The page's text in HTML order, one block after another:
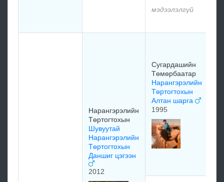
мэдээлэлгүй
Нарангэрэлийн
Төртогтохын
Шувуутай
Нарангэрэлийн
Төртогтохын
Даншиг цэгээн
2012
Сугардашийн
Төмөрбаатар
Нарангэрэлийн
Төртогтохын
Алтан шарга
1995